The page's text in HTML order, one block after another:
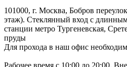
101000, г. Москва, Бобров
этаж). Стеклянный вход с
станции метро Тургеневская,
пруды
Для прохода в наш офис